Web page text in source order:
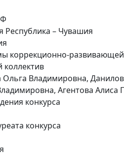
Республика – Чувашия
коррекционно-
коллектив
Ольга Владимировна,
Агентова Алиса
конкурса
конкурса